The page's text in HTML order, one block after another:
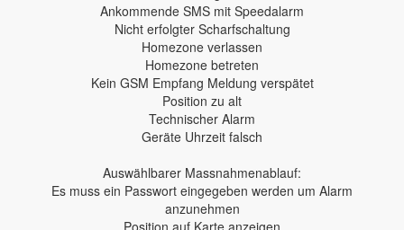
Ankommende SMS mit Speedalarm
Nicht erfolgter Scharfschaltung
Homezone verlassen
Homezone betreten
Kein GSM Empfang Meldung verspätet
Position zu alt
Technischer Alarm
Geräte Uhrzeit falsch
Auswählbarer Massnahmenablauf:
Es muss ein Passwort eingegeben werden um Alarm
anzunehmen
Position auf Karte anzeigen